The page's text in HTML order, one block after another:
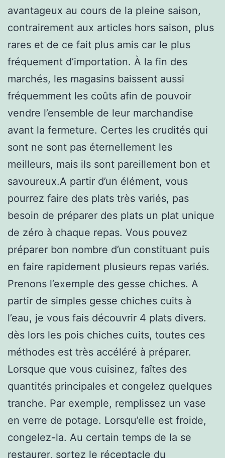
avantageux au cours de la pleine saison,
contrairement aux articles hors saison, plus
rares et de ce fait plus amis car le plus
fréquement d’importation. À la fin des
marchés, les magasins baissent aussi
fréquemment les coûts afin de pouvoir
vendre l’ensemble de leur marchandise
avant la fermeture. Certes les crudités qui
sont ne sont pas éternellement les
meilleurs, mais ils sont pareillement bon et
savoureux.A partir d’un élément, vous
pourrez faire des plats très variés, pas
besoin de préparer des plats un plat unique
de zéro à chaque repas. Vous pouvez
préparer bon nombre d’un constituant puis
en faire rapidement plusieurs repas variés.
Prenons l’exemple des gesse chiches. A
partir de simples gesse chiches cuits à
l’eau, je vous fais découvrir 4 plats divers.
dès lors les pois chiches cuits, toutes ces
méthodes est très accéléré à préparer.
Lorsque que vous cuisinez, faîtes des
quantités principales et congelez quelques
tranche. Par exemple, remplissez un vase
en verre de potage. Lorsqu’elle est froide,
congelez-la. Au certain temps de la se
restaurer, sortez le réceptacle du